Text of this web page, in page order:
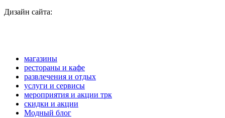
Дизайн сайта:
магазины
рестораны и кафе
развлечения и отдых
услуги и сервисы
мероприятия и акции трк
скидки и акции
Модный блог